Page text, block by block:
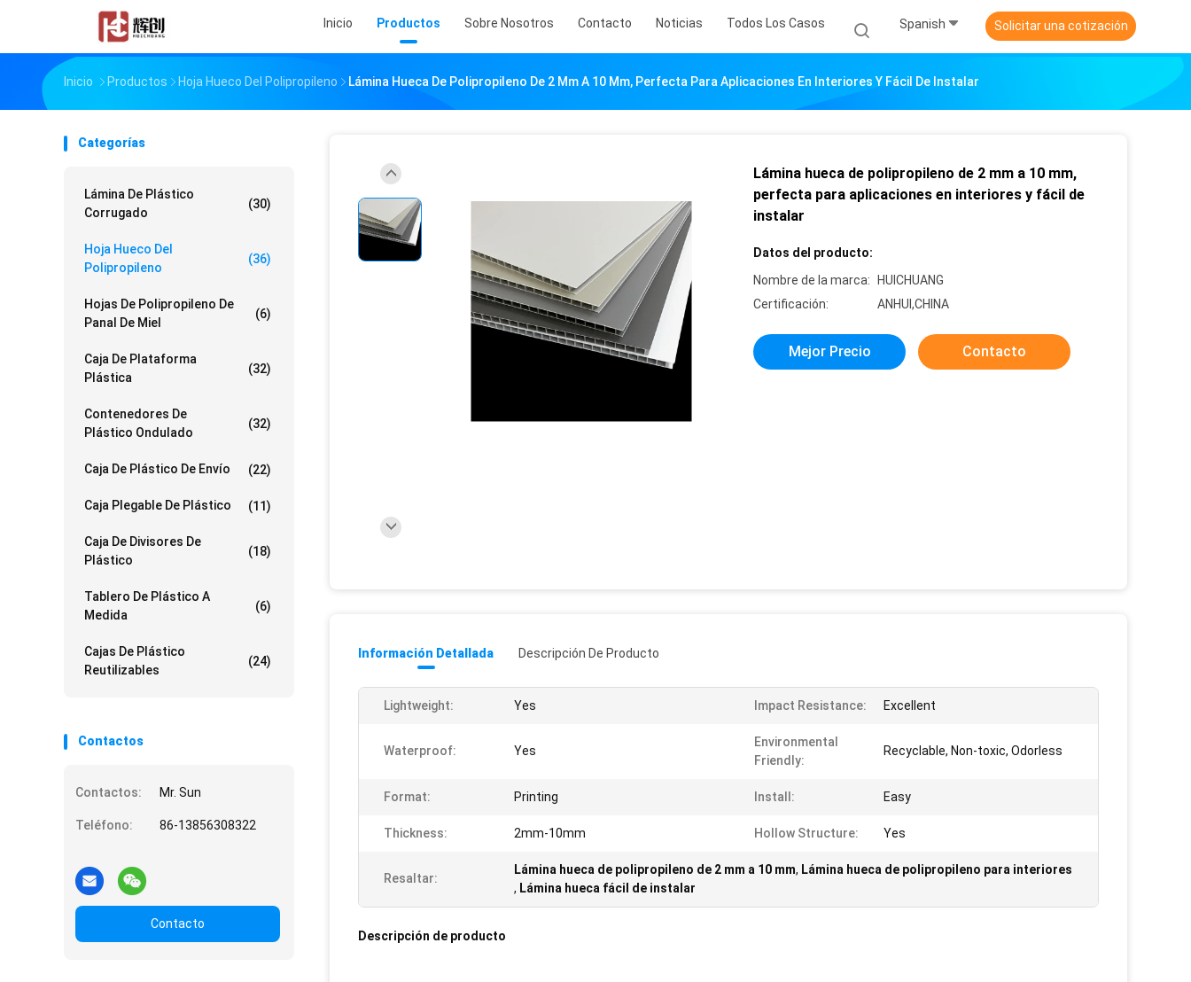
Inicio Productos Sobre Nosotros Contacto Noticias Todos Los Casos Spanish Solicitar una cotización
Inicio Productos Hoja Hueco Del Polipropileno Lámina Hueca De Polipropileno De 2 Mm A 10 Mm, Perfecta Para Aplicaciones En Interiores Y Fácil De Instalar
Categorías
Lámina De Plástico
Corrugado
(30)
Hoja Hueco Del
Polipropileno
(36)
Hojas De Polipropileno De
Panal De Miel
(6)
Caja De Plataforma
Plástica
(32)
Contenedores De
Plástico Ondulado
(32)
Caja De Plástico De Envío (22)
Caja Plegable De Plástico (11)
Caja De Divisores De
Plástico
(18)
Tablero De Plástico A
Medida
(6)
Cajas De Plástico
Reutilizables
(24)
Contactos
Contactos: Mr. Sun
Teléfono: 86-13856308322
Contacto
Lámina hueca de polipropileno de 2 mm a 10 mm,
perfecta para aplicaciones en interiores y fácil de
instalar
Datos del producto:
Nombre de la marca:
HUICHUANG
Certificación:
ANHUI,CHINA
Mejor Precio Contacto
Información Detallada Descripción De Producto
Lightweight: Yes Impact Resistance: Excellent
Waterproof: Yes
Environmental
Friendly:
Recyclable, Non-toxic, Odorless
Format: Printing Install: Easy
Thickness: 2mm-10mm Hollow Structure: Yes
Resaltar:
Lámina hueca de polipropileno de 2 mm a 10 mm, Lámina hueca de polipropileno para interiores
, Lámina hueca fácil de instalar
Descripción de producto